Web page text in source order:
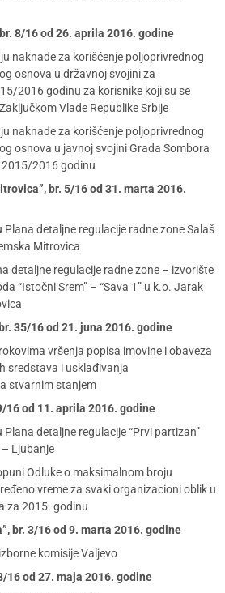
8/16 od 26. aprila 2016. godine
naknade za korišćenje poljoprivrednog
osnova u državnoj svojini za
2016 godinu za korisnike koji su se
Vlade Republike Srbije
naknade za korišćenje poljoprivrednog
osnova u javnoj svojini Grada Sombora
2016 godinu
br. 5/16 od 31. marta 2016.
Plana detaljne regulacije radne zone Salaš
Mitrovica
detaljne regulacije radne zone – izvorište
“Istočni Srem” – “Sava 1” u k.o. Jarak
35/16 od 21. juna 2016. godine
vršenja popisa imovine i obaveza
sredstava i usklađivanja
stvarnim stanjem
16 od 11. aprila 2016. godine
detaljne regulacije “Prvi partizan”
– Ljubanje
Odluke o maksimalnom broju
vreme za svaki organizacioni oblik u
za 2015. godinu
br. 3/16 od 9. marta 2016. godine
komisije Valjevo
16 od 27. maja 2016. godine